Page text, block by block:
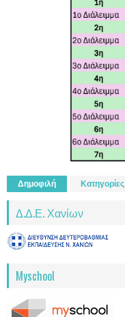
Δημοφιλή Κατηγορίες
Δ.Δ.Ε. Χανίων
Myschool